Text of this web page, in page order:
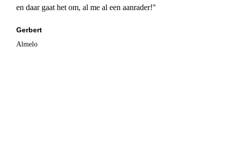
en daar gaat het om, al me al een aanrader!"
Gerbert
Almelo